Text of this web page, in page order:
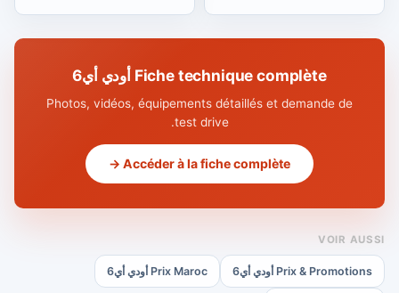
Fiche technique complète أودي أي6
Photos, vidéos, équipements détaillés et demande de
test drive.
Accéder à la fiche complète →
VOIR AUSSI
Prix & Promotions أودي أي6 Prix Maroc أودي أي6